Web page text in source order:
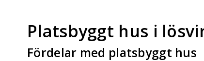
Platsbyggt hus i
Fördelar med platsbyggt hus